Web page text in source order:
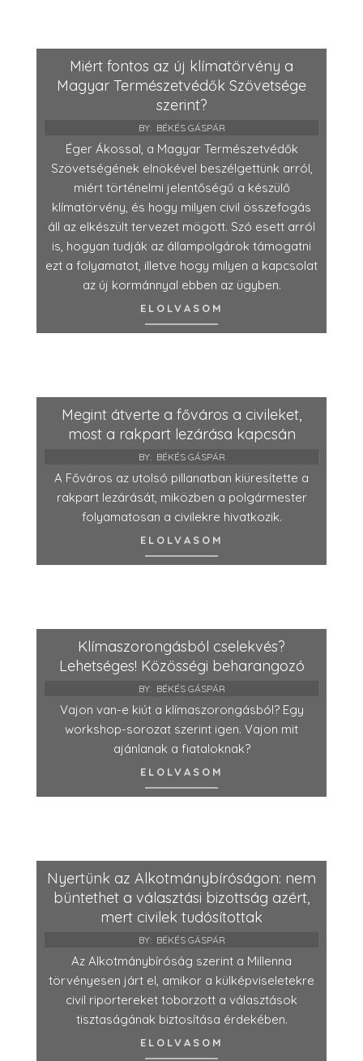
Miért fontos az új klímatörvény a
Magyar Természetvédők Szövetsége
szerint?
BY: BÉKÉS GÁSPÁR
Éger Ákossal, a Magyar Természetvédők
Szövetségének elnökével beszélgettünk arról,
miért történelmi jelentőségű a készülő
klímatörvény, és hogy milyen civil összefogás
áll az elkészült tervezet mögött. Szó esett arról
is, hogyan tudják az állampolgárok támogatni
ezt a folyamatot, illetve hogy milyen a kapcsolat
az új kormánnyal ebben az ügyben.
ELOLVASOM
Megint átverte a főváros a civileket,
most a rakpart lezárása kapcsán
BY: BÉKÉS GÁSPÁR
A Főváros az utolsó pillanatban kiüresítette a
rakpart lezárását, miközben a polgármester
folyamatosan a civilekre hivatkozik.
ELOLVASOM
Klímaszorongásból cselekvés?
Lehetséges! Közösségi beharangozó
BY: BÉKÉS GÁSPÁR
Vajon van-e kiút a klímaszorongásból? Egy
workshop-sorozat szerint igen. Vajon mit
ajánlanak a fiataloknak?
ELOLVASOM
Nyertünk az Alkotmánybíróságon: nem
büntethet a választási bizottság azért,
mert civilek tudósítottak
BY: BÉKÉS GÁSPÁR
Az Alkotmánybíróság szerint a Millenna
törvényesen járt el, amikor a külképviseletekre
civil riportereket toborzott a választások
tisztaságának biztosítása érdekében.
ELOLVASOM